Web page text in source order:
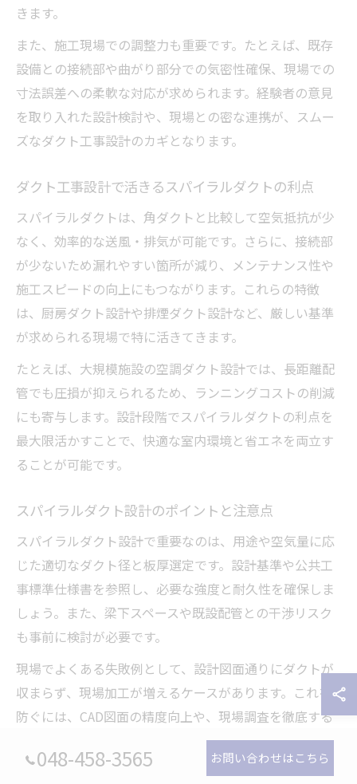
きます。
また、施工現場での調整力も重要です。たとえば、既存
設備との接続部や曲がり部分での気密性確保、現場での
寸法誤差への柔軟な対応が求められます。経験者の意見
を取り入れた設計検討や、現場との密な連携が、スムー
ズなダクト工事設計のカギとなります。
ダクト工事設計で活きるスパイラルダクトの利点
スパイラルダクトは、角ダクトと比較して空気抵抗が少
なく、効率的な送風・排気が可能です。さらに、接続部
が少ないため漏れやすい箇所が減り、メンテナンス性や
施工スピードの向上にもつながります。これらの特徴
は、厨房ダクト設計や排煙ダクト設計など、厳しい基準
が求められる現場で特に活きてきます。
たとえば、大規模施設の空調ダクト設計では、長距離配
管でも圧損が抑えられるため、ランニングコストの削減
にも寄与します。設計段階でスパイラルダクトの利点を
最大限活かすことで、快適な室内環境と省エネを両立す
ることが可能です。
スパイラルダクト設計のポイントと注意点
スパイラルダクト設計で重要なのは、用途や空気量に応
じた適切なダクト径と板厚選定です。設計基準や公共工
事標準仕様書を参照し、必要な強度と耐久性を確保しま
しょう。また、梁下スペースや既設配管との干渉リスク
も事前に検討が必要です。
現場でよくある失敗例として、設計図面通りにダクトが
収まらず、現場加工が増えるケースがあります。これを
防ぐには、CAD図面の精度向上や、現場調査を徹底する
ことが効果的です。初心者は特に、現場と図面のギャッ
プに注意し、経験者のアドバイスを積極的に取り入れま
048-458-3565 お問い合わせはこちら